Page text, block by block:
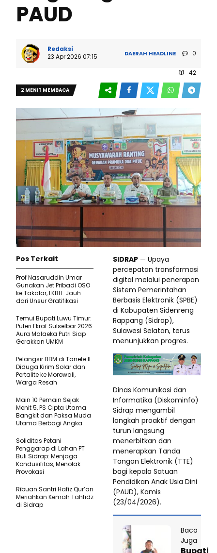
PAUD
Redaksi
23 Apr 2026 07:15
DAERAH HEADLINE 0
42
2 MENIT MEMBACA
SIDRAP — Upaya
percepatan transformasi
digital melalui penerapan
Sistem Pemerintahan
Berbasis Elektronik (SPBE)
di Kabupaten Sidenreng
Rappang (Sidrap),
Sulawesi Selatan, terus
menunjukkan progres.
Dinas Komunikasi dan
Informatika (Diskominfo)
Sidrap mengambil
langkah proaktif dengan
turun langsung
menerbitkan dan
menerapkan Tanda
Tangan Elektronik (TTE)
bagi kepala Satuan
Pendidikan Anak Usia Dini
(PAUD), Kamis
(23/04/2026).
Baca
Juga
Pos Terkait
Prof Nasaruddin Umar
Gunakan Jet Pribadi OSO
ke Takalar, LKBH: Jauh
dari Unsur Gratifikasi
Temui Bupati Luwu Timur:
Puteri Ekraf Sulselbar 2026
Aura Malaeka Putri Siap
Gerakkan UMKM
Pelangsir BBM di Tanete IL
Diduga Kirim Solar dan
Pertalite ke Morowali,
Warga Resah
Main 10 Pemain Sejak
Menit 5, PS Cipta Utama
Bangkit dan Paksa Muda
Utama Berbagi Angka
Soliditas Petani
Penggarap di Lahan PT
Buli Sidrap: Menjaga
Kondusifitas, Menolak
Provokasi
Ribuan Santri Hafiz Qur’an
Meriahkan Kemah Tahfidz
di Sidrap